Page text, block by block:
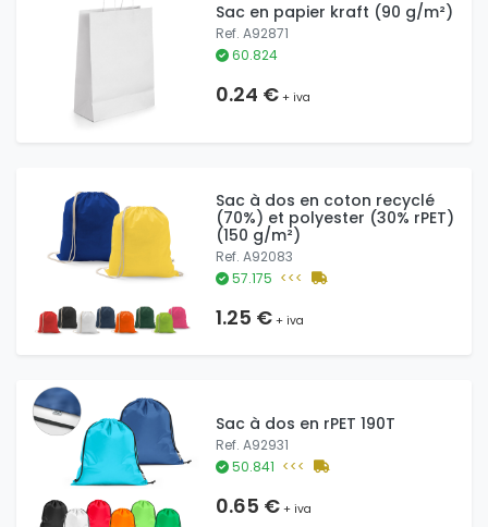
Sac en papier kraft (90 g/m²)
Ref. A92871
60.824
0.24 €+ iva
Sac à dos en coton recyclé
(70%) et polyester (30% rPET)
(150 g/m²)
Ref. A92083
57.175 <<<
1.25 €+ iva
Sac à dos en rPET 190T
Ref. A92931
50.841 <<<
0.65 €+ iva